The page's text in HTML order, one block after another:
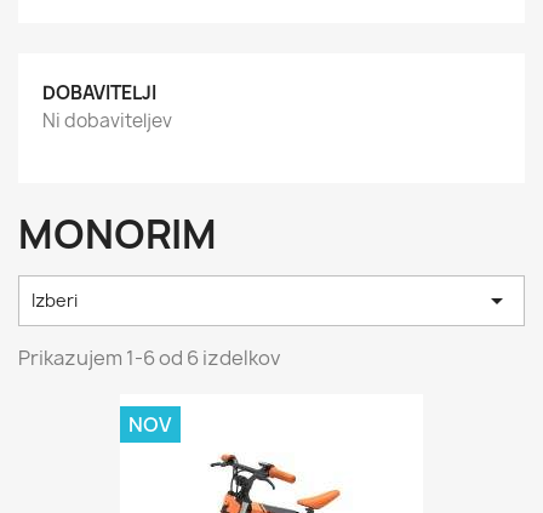
DOBAVITELJI
Ni dobaviteljev
MONORIM
Izberi 
Prikazujem 1-6 od 6 izdelkov
NOV